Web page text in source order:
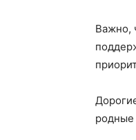
Важно,
родные